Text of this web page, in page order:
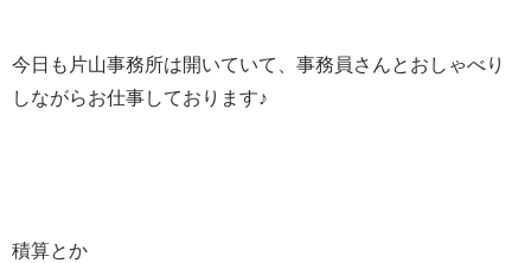
今日も片山事務所は開いていて、事務員さんとおしゃべり
しながらお仕事しております♪
積算とか